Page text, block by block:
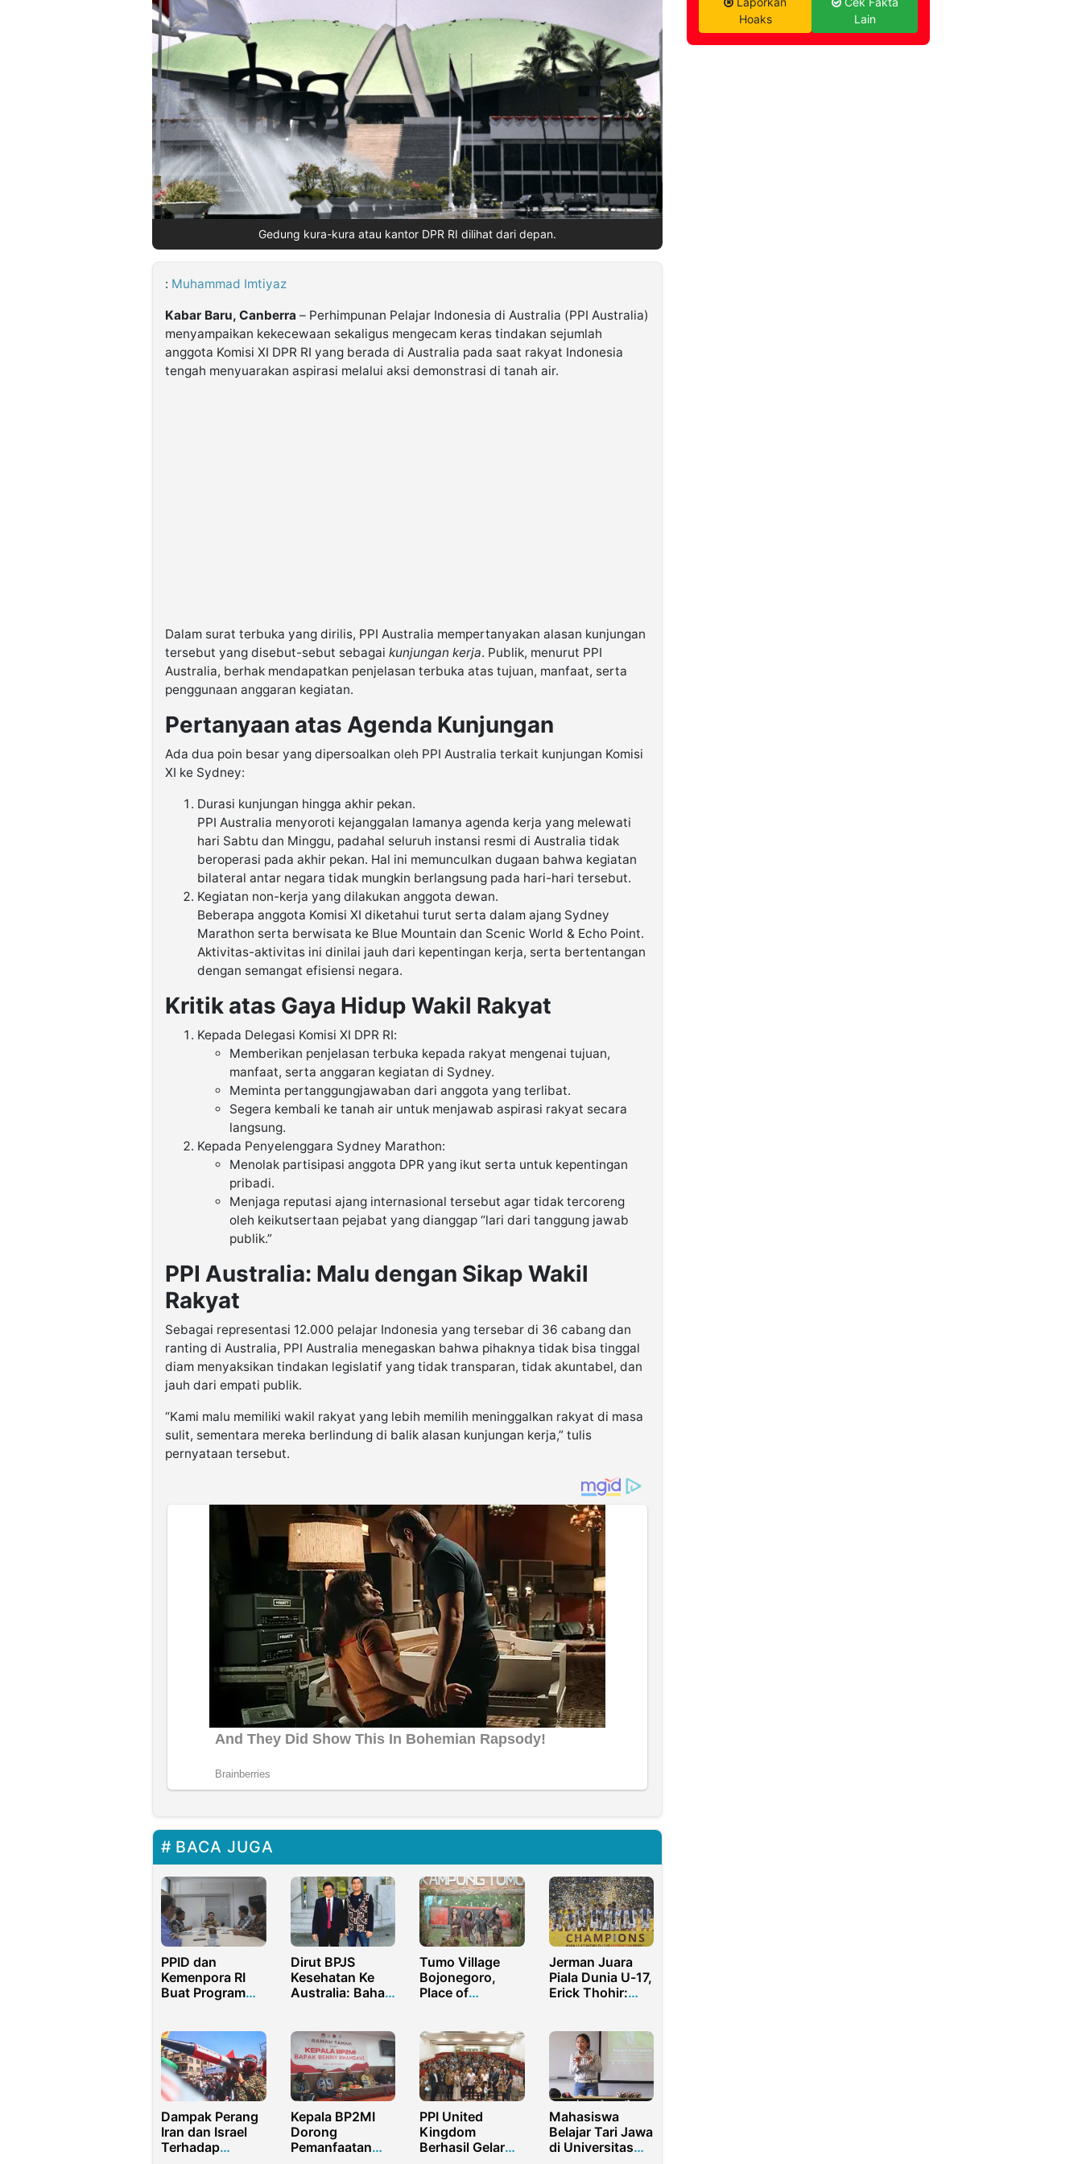
Gedung kura-kura atau kantor DPR RI dilihat dari depan.
: Muhammad Imtiyaz
Kabar Baru, Canberra – Perhimpunan Pelajar Indonesia di Australia (PPI Australia)
menyampaikan kekecewaan sekaligus mengecam keras tindakan sejumlah
anggota Komisi XI DPR RI yang berada di Australia pada saat rakyat Indonesia
tengah menyuarakan aspirasi melalui aksi demonstrasi di tanah air.
Dalam surat terbuka yang dirilis, PPI Australia mempertanyakan alasan kunjungan
tersebut yang disebut-sebut sebagai kunjungan kerja. Publik, menurut PPI
Australia, berhak mendapatkan penjelasan terbuka atas tujuan, manfaat, serta
penggunaan anggaran kegiatan.
Pertanyaan atas Agenda Kunjungan
Ada dua poin besar yang dipersoalkan oleh PPI Australia terkait kunjungan Komisi
XI ke Sydney:
Durasi kunjungan hingga akhir pekan.
PPI Australia menyoroti kejanggalan lamanya agenda kerja yang melewati
hari Sabtu dan Minggu, padahal seluruh instansi resmi di Australia tidak
beroperasi pada akhir pekan. Hal ini memunculkan dugaan bahwa kegiatan
bilateral antar negara tidak mungkin berlangsung pada hari-hari tersebut.
Kegiatan non-kerja yang dilakukan anggota dewan.
Beberapa anggota Komisi XI diketahui turut serta dalam ajang Sydney
Marathon serta berwisata ke Blue Mountain dan Scenic World & Echo Point.
Aktivitas-aktivitas ini dinilai jauh dari kepentingan kerja, serta bertentangan
dengan semangat efisiensi negara.
Kritik atas Gaya Hidup Wakil Rakyat
Kepada Delegasi Komisi XI DPR RI:
Memberikan penjelasan terbuka kepada rakyat mengenai tujuan,
manfaat, serta anggaran kegiatan di Sydney.
Meminta pertanggungjawaban dari anggota yang terlibat.
Segera kembali ke tanah air untuk menjawab aspirasi rakyat secara
langsung.
Kepada Penyelenggara Sydney Marathon:
Menolak partisipasi anggota DPR yang ikut serta untuk kepentingan
pribadi.
Menjaga reputasi ajang internasional tersebut agar tidak tercoreng
oleh keikutsertaan pejabat yang dianggap “lari dari tanggung jawab
publik.”
PPI Australia: Malu dengan Sikap Wakil
Rakyat
Sebagai representasi 12.000 pelajar Indonesia yang tersebar di 36 cabang dan
ranting di Australia, PPI Australia menegaskan bahwa pihaknya tidak bisa tinggal
diam menyaksikan tindakan legislatif yang tidak transparan, tidak akuntabel, dan
jauh dari empati publik.
“Kami malu memiliki wakil rakyat yang lebih memilih meninggalkan rakyat di masa
sulit, sementara mereka berlindung di balik alasan kunjungan kerja,” tulis
pernyataan tersebut.
BACA JUGA
PPID dan
Kemenpora RI
Buat Program
Dirut BPJS
Kesehatan Ke
Australia: Bahas
Aksi Iklim
Tumo Village
Bojonegoro,
Place of
Educational
Tour
Jerman Juara
Piala Dunia U-17,
Erick Thohir:
Dampak Perang
Iran dan Israel
Terhadap
Kepala BP2MI
Dorong
Pemanfaatan
PPI United
Kingdom
Berhasil Gelar
Mahasiswa
Belajar Tari Jawa
di Universitas
Hoaks
Lain